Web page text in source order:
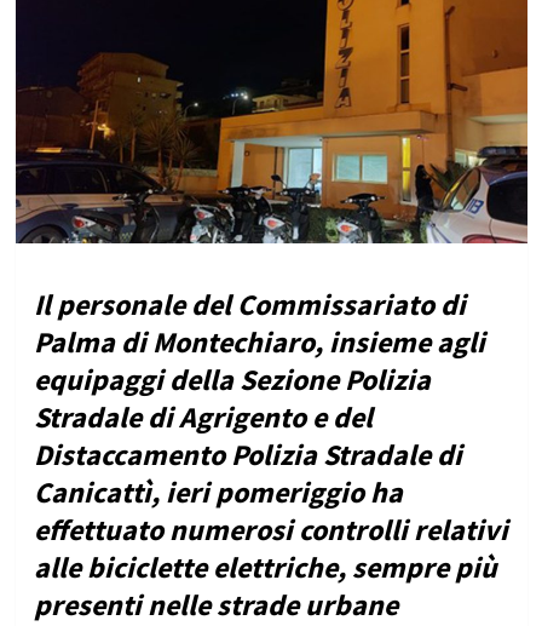
Il personale del Commissariato di
Palma di Montechiaro, insieme agli
equipaggi della Sezione Polizia
Stradale di Agrigento e del
Distaccamento Polizia Stradale di
Canicattì, ieri pomeriggio ha
effettuato numerosi controlli relativi
alle biciclette elettriche, sempre più
presenti nelle strade urbane